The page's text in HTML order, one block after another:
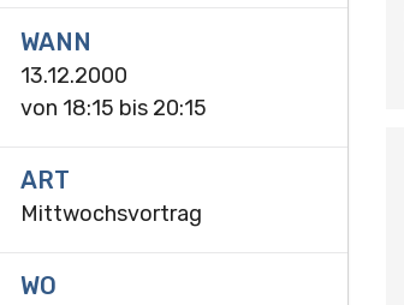
WANN
13.12.2000
von 18:15 bis 20:15
ART
Mittwochsvortrag
WO